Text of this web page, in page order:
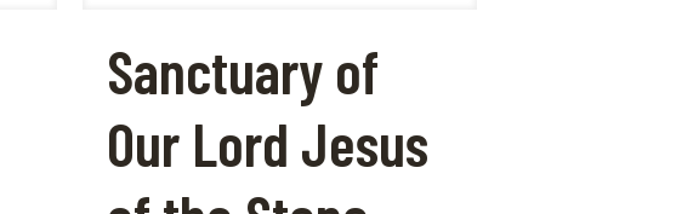
Sanctuary of
Our Lord Jesus